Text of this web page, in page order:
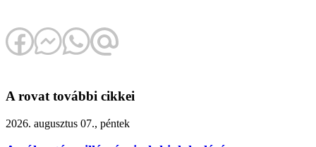
A rovat további cikkei
2026. augusztus 07., péntek